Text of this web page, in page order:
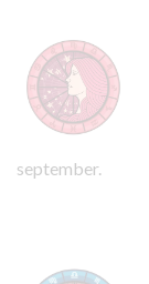
september.